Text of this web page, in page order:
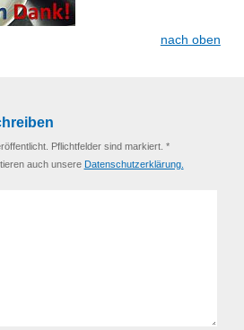
nach oben
Pflichtfelder sind markiert. *
auch unsere Datenschutzerklärung.